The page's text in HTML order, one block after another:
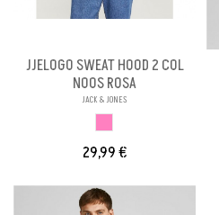
JJELOGO SWEAT HOOD 2 COL
NOOS ROSA
JACK & JONES
29,99 €